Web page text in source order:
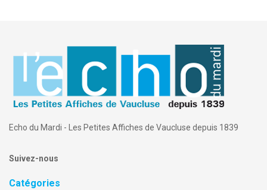
Echo du Mardi - Les Petites Affiches de Vaucluse depuis 1839
Suivez-nous
Catégories